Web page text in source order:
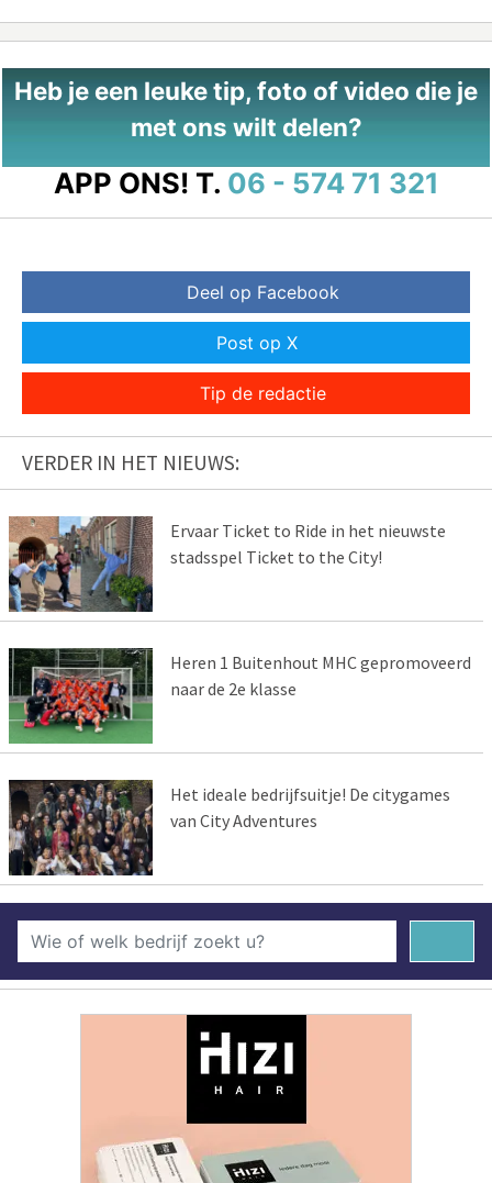
Heb je een leuke tip, foto of video die je
met ons wilt delen?
APP ONS! T. 06 - 574 71 321
Deel op Facebook
Post op X
Tip de redactie
VERDER IN HET NIEUWS:
Ervaar Ticket to Ride in het nieuwste
stadsspel Ticket to the City!
Heren 1 Buitenhout MHC gepromoveerd
naar de 2e klasse
Het ideale bedrijfsuitje! De citygames
van City Adventures